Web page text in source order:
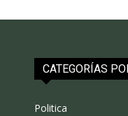
CATEGORÍAS
Politica